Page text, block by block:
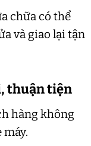
chữa có thể
và giao lại tận
thuận tiện
hàng không
máy.